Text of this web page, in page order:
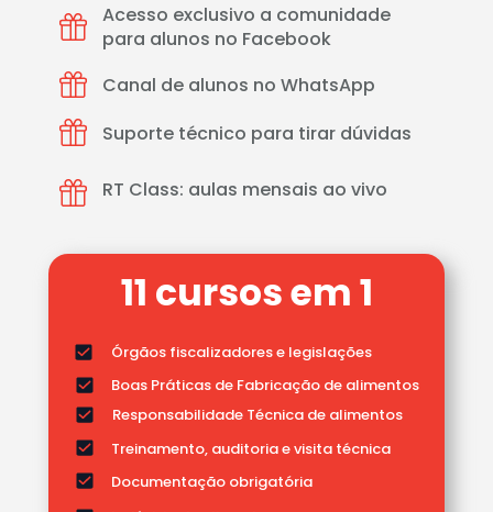
11 cursos em 1
Órgãos fiscalizadores e legislações
Boas Práticas de Fabricação de alimentos
Responsabilidade Técnica de alimentos
Treinamento, auditoria e visita técnica
Documentação obrigatória
RT Class: aulas mensais ao vivo
Acesso exclusivo a comunidade
para alunos no Facebook
Canal de alunos no WhatsApp
Suporte técnico para tirar dúvidas